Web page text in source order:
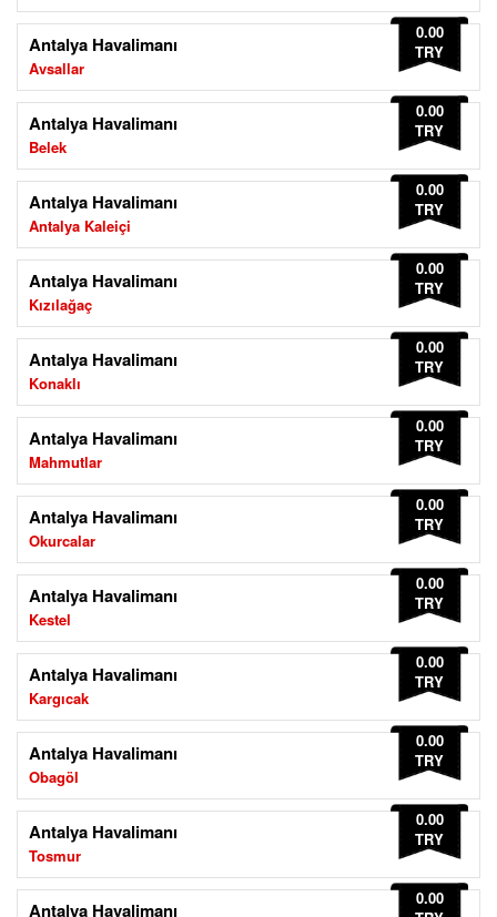
Antalya Havalimanı
Avsallar
0.00
TRY
Antalya Havalimanı
Belek
0.00
TRY
Antalya Havalimanı
Antalya Kaleiçi
0.00
TRY
Antalya Havalimanı
Kızılağaç
0.00
TRY
Antalya Havalimanı
Konaklı
0.00
TRY
Antalya Havalimanı
Mahmutlar
0.00
TRY
Antalya Havalimanı
Okurcalar
0.00
TRY
Antalya Havalimanı
Kestel
0.00
TRY
Antalya Havalimanı
Kargıcak
0.00
TRY
Antalya Havalimanı
Obagöl
0.00
TRY
Antalya Havalimanı
Tosmur
0.00
TRY
Antalya Havalimanı
0.00